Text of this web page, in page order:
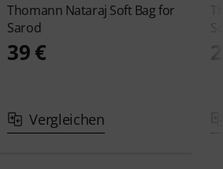
Thomann Nataraj Soft Bag for
Sarod
39 €
Vergleichen